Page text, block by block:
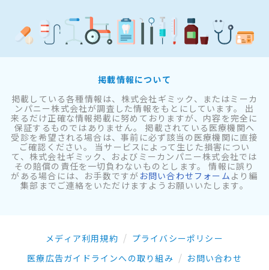
掲載情報について
掲載している各種情報は、株式会社ギミック、またはミーカ
ンパニー株式会社が調査した情報をもとにしています。 出
来るだけ正確な情報掲載に努めておりますが、内容を完全に
保証するものではありません。 掲載されている医療機関へ
受診を希望される場合は、事前に必ず該当の医療機関に直接
ご確認ください。 当サービスによって生じた損害につい
て、株式会社ギミック、およびミーカンパニー株式会社では
その賠償の責任を一切負わないものとします。 情報に誤り
がある場合には、お手数ですが お問い合わせフォーム より編
集部までご連絡をいただけますようお願いいたします。
メディア利用規約
プライバシーポリシー
医療広告ガイドラインへの取り組み
お問い合わせ